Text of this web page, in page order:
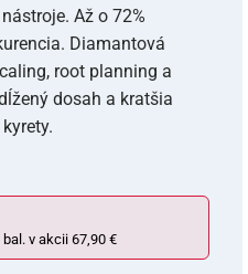
Až o 72%
Diamantová
root planning a
dosah a kratšia
v akcii 67,90 €